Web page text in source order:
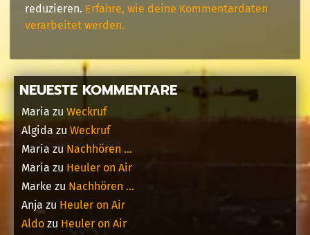
reduzieren. Erfahre, wie deine Kommentardaten
verarbeitet werden.
NEUESTE KOMMENTARE
Maria zu Weckruf
Algida zu Weckruf
Maria zu Nachhören …
Maria zu Heuler on Air
Marke zu Nachhören …
Anja zu Heuler on Air
Aldo zu Heuler on Air